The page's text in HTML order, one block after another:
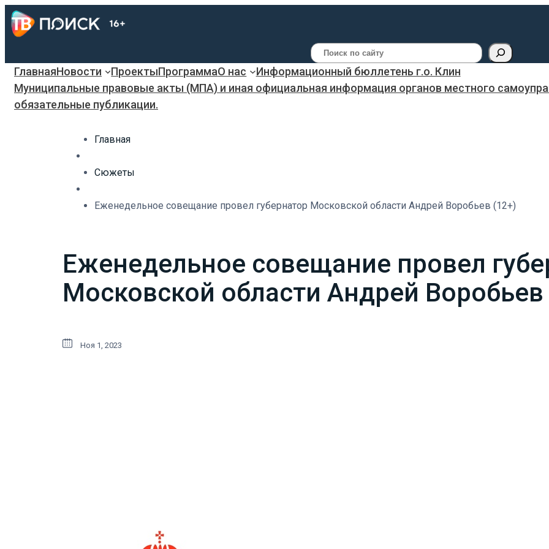
Поиск
ГлавнаяНовости ПроектыПрограммаО нас
Информационный бюллетень г.о. Клин
Муниципальные правовые акты (МПА) и иная официальная информация органов местного
обязательные публикации.
Главная
Сюжеты
Еженедельное совещание провел губернатор Московской области Андрей Воробьев (12+)
Еженедельное совещание провел
Московской области Андрей Воробьев
Ноя 1, 2023